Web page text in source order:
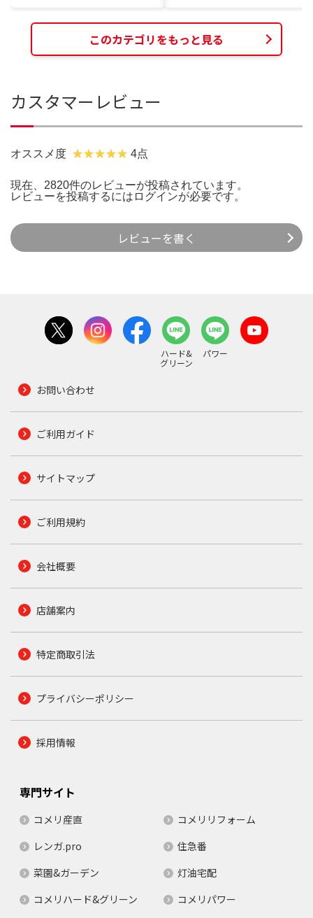
このカテゴリをもっと見る
カスタマーレビュー
オススメ度 4点
現在、2820件のレビューが投稿されています。
レビューを投稿するには ログインが必要です。
レビューを書く
ハード&
グリーン
パワー
お問い合わせ
ご利用ガイド
サイトマップ
ご利用規約
会社概要
店舗案内
特定商取引法
プライバシーポリシー
採用情報
専門サイト
コメリ産直
コメリリフォーム
レンガ.pro
住急番
菜園&ガーデン
灯油宅配
コメリハード&グリーン
コメリパワー